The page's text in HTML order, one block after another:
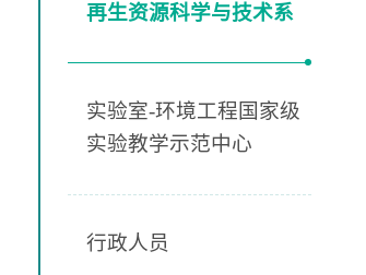
再生资源科学与技术系
实验室-环境工程国家级
实验教学示范中心
行政人员